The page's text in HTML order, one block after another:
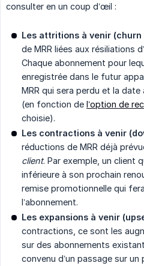
consulter en un coup d’œil :
Les attritions à venir
de MRR liées aux résiliations
Chaque abonnement pour
enregistrée dans le futur
MRR qui sera perdu et la
(en fonction de l’option de
choisie).
Les contractions à venir
réductions de MRR déjà
client. Par exemple, un client
inférieure à son prochain
remise promotionnelle qui
l’abonnement.
Les expansions à venir
contractions, ce sont les
sur des abonnements
convenu d’un passage sur